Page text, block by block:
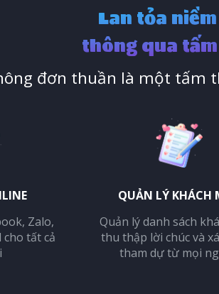
Lan tỏa
thông qua
đơn thuần là một tấm
Zalo,
cho tất cả
QUẢN LÝ KHÁCH
Quản lý danh sách
thu thập lời chúc và
tham dự từ mọi